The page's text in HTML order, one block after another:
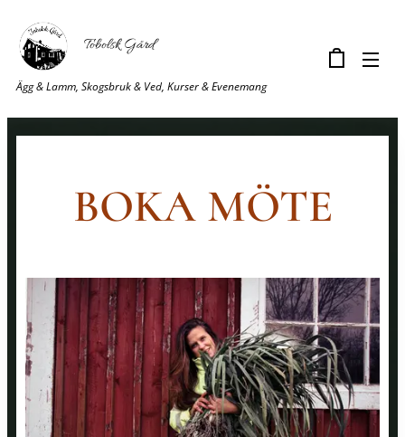
Tobolsk Gård
Ägg & Lamm, Skogsbruk & Ved, Kurser & Evenemang
BOKA MÖTE